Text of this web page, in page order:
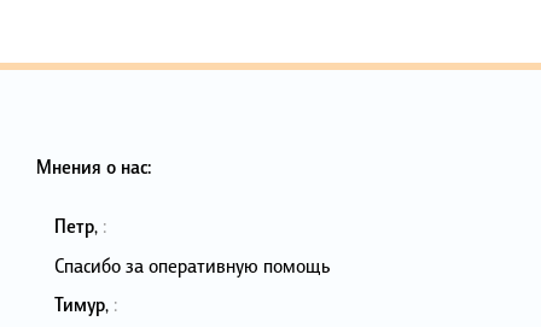
Мнения о нас:
Петр, :
Спасибо за оперативную помощь
Тимур, :